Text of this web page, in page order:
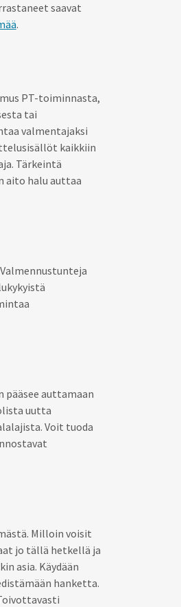
saavat
.
PT-toiminnasta,
tai
valmentajaksi
kaikkiin
Tärkeintä
aito halu auttaa
pääsee auttamaan
uutta
Voit tuoda
Milloin voisit
jo tällä hetkellä ja
asia. Käydään
hanketta.